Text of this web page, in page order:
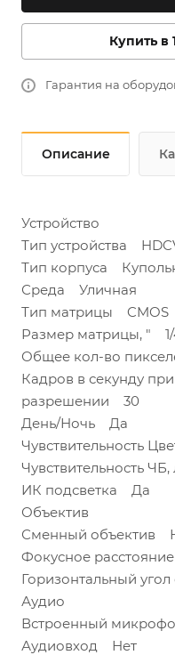
Купить в
Гарантия на
Описание
Устройство
Тип устройства
Тип корпуса
Среда Уличная
Тип матрицы CMOS
Размер матрицы, "
Общее кол-во
Кадров в секунду
разрешении 30
День/Ночь Да
Чувствительность
Чувствительность
ИК подсветка Да
Объектив
Сменный объектив
Фокусное
Горизонтальный
Аудио
Встроенный
Аудиовход Нет